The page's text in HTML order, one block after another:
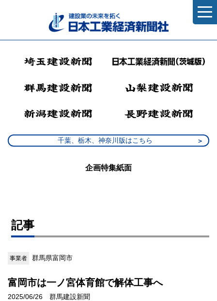
千葉、栃木、神奈川版はこちら
企画特集紙面
記事
事業者 群馬県富岡市
富岡市は一ノ宮体育館で解体工事へ
2025/06/26 群馬建設新聞